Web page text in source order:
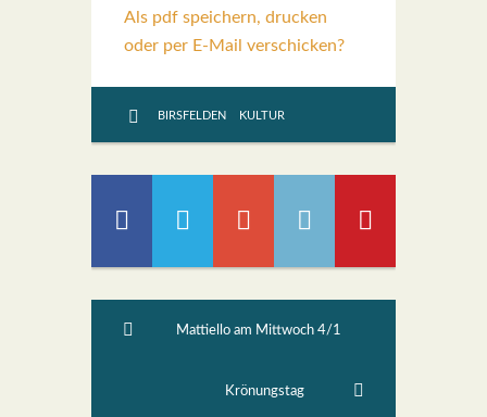
Als pdf speichern, drucken
oder per E-Mail verschicken?
BIRSFELDEN KULTUR
Mattiello am Mittwoch 4/1
Krönungstag